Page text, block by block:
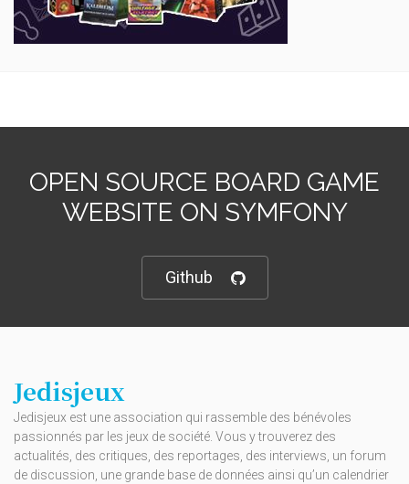
OPEN SOURCE BOARD GAME
WEBSITE ON SYMFONY
Github
Jedisjeux
Jedisjeux est une association qui rassemble des bénévoles
passionnés par les jeux de société. Vous y trouverez des
actualités, des critiques, des reportages, des interviews, un forum
de discussion, une grande base de données ainsi qu’un calendrier